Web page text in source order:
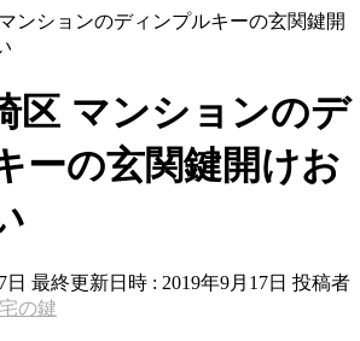
ンションのディンプルキーの玄関鍵開
区 マンションのデ
ーの玄関鍵開けお
日 最終更新日時 : 2019年9月17日 投稿者
の鍵